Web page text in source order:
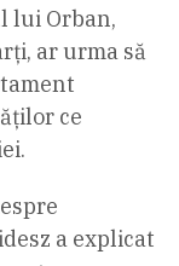
lui Orban,
ar urma să
ce
a explicat